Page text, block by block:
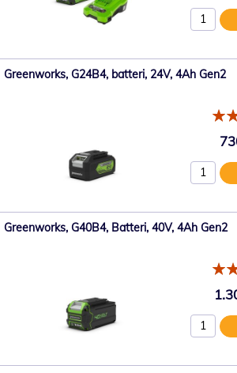
Greenworks, G24B4, batteri, 24V, 4Ah Gen2
Greenworks, G40B4, Batteri, 40V, 4Ah Gen2